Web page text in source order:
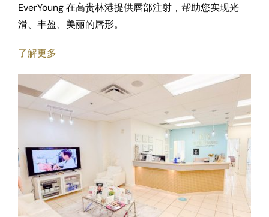
EverYoung 在高贵林港提供唇部注射，帮助您实现光
滑、丰盈、美丽的唇形。
了解更多